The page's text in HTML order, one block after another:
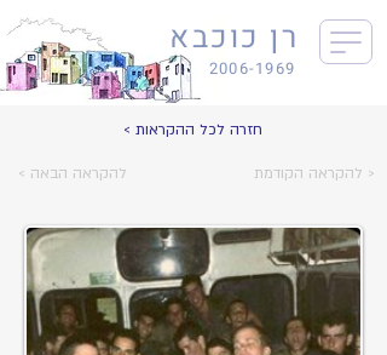
רן כוכבא
2006-1969
< חזרה לכל ההקראות
< להקראה הבאה להקראה הקודמת >